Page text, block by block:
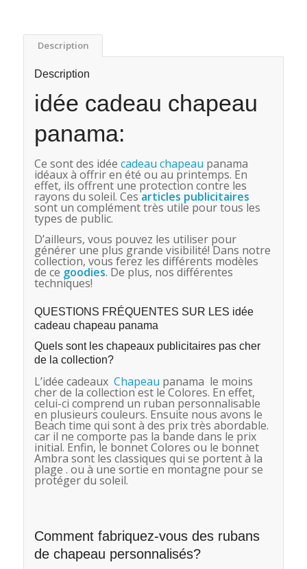
Description
Description
idée cadeau chapeau
panama:
Ce sont des idée cadeau chapeau panama
idéaux à offrir en été ou au printemps. En
effet, ils offrent une protection contre les
rayons du soleil. Ces articles publicitaires
sont un complément très utile pour tous les
types de public.
D’ailleurs, vous pouvez les utiliser pour
générer une plus grande visibilité! Dans notre
collection, vous ferez les différents modèles
de ce goodies. De plus, nos différentes
techniques!
QUESTIONS FRÉQUENTES SUR LES idée
cadeau chapeau panama
Quels sont les chapeaux publicitaires pas cher
de la collection?
L’idée cadeaux Chapeau panama le moins
cher de la collection est le Colores. En effet,
celui-ci comprend un ruban personnalisable
en plusieurs couleurs. Ensuite nous avons le
Beach time qui sont à des prix très abordable.
car il ne comporte pas la bande dans le prix
initial. Enfin, le bonnet Colores ou le bonnet
Ambra sont les classiques qui se portent à la
plage . ou à une sortie en montagne pour se
protéger du soleil.
Comment fabriquez-vous des rubans
de chapeau personnalisés?